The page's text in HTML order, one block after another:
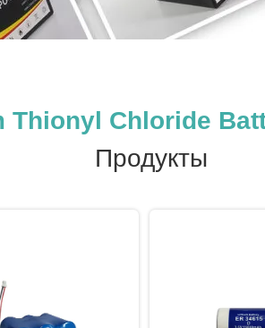
Thionyl Chloride
Продукты